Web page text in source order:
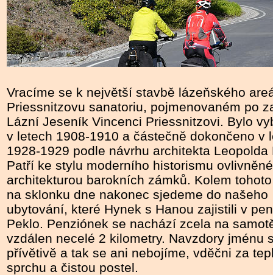
Vracíme se k největší stavbě lázeňského
Priessnitzovu sanatoriu, pojmenovaném po
Lázní Jeseník Vincenci Priessnitzovi. Bylo
v letech 1908-1910 a částečně dokončeno v
1928-1929 podle návrhu architekta Leopolda
Patří ke stylu moderního historismu
architekturou barokních zámků. Kolem
na sklonku dne nakonec sjedeme do našeho
ubytování, které Hynek s Hanou zajistili v
Peklo. Penziónek se nachází zcela na
vzdálen necelé 2 kilometry. Navzdory jménu
přívětivě a tak se ani nebojíme, vděčni za
sprchu a čistou postel.